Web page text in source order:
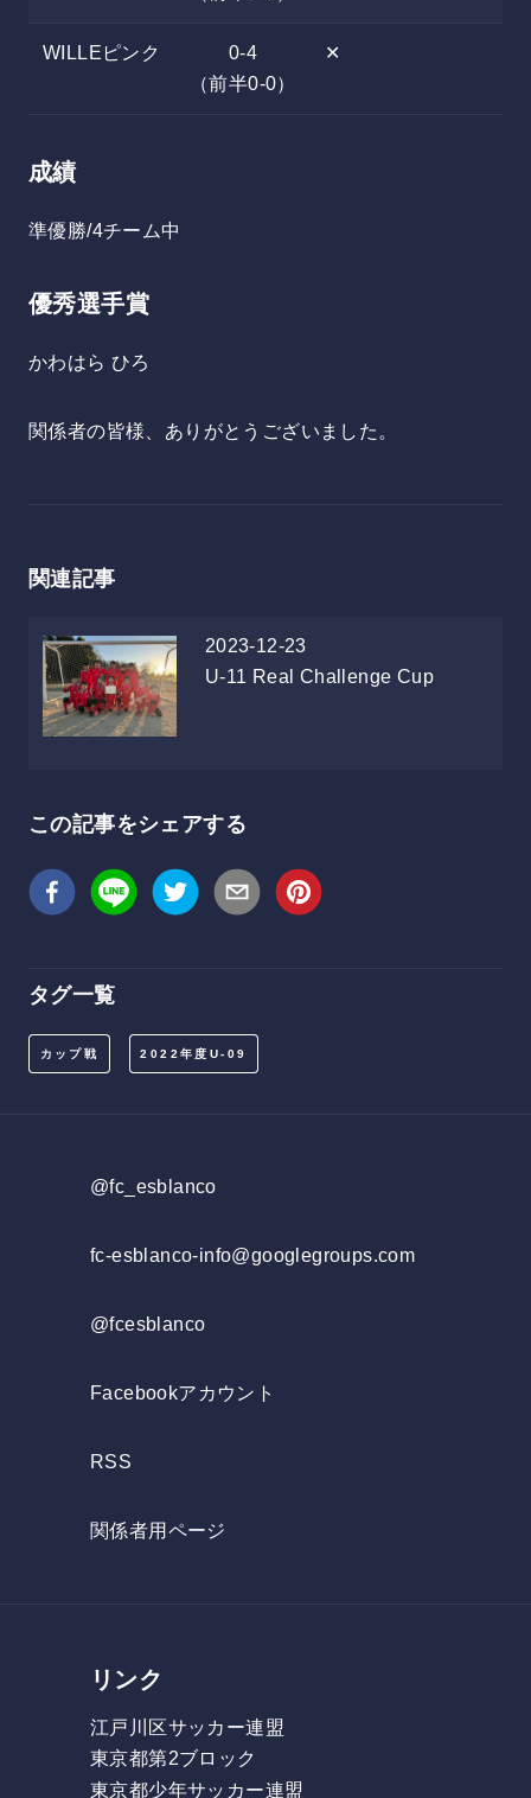
WILLEピンク
0-4
（前半0-0）
✕
成績
準優勝/4チーム中
優秀選手賞
かわはら ひろ
関係者の皆様、ありがとうございました。
関連記事
2023-12-23
U-11 Real Challenge Cup
この記事をシェアする
タグ一覧
カップ戦 2022年度U-09
@fc_esblanco
fc-esblanco-info@googlegroups.com
@fcesblanco
Facebookアカウント
RSS
関係者用ページ
リンク
江戸川区サッカー連盟
東京都第2ブロック
東京都少年サッカー連盟